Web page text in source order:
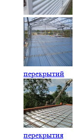
перекрытий
перекрытия